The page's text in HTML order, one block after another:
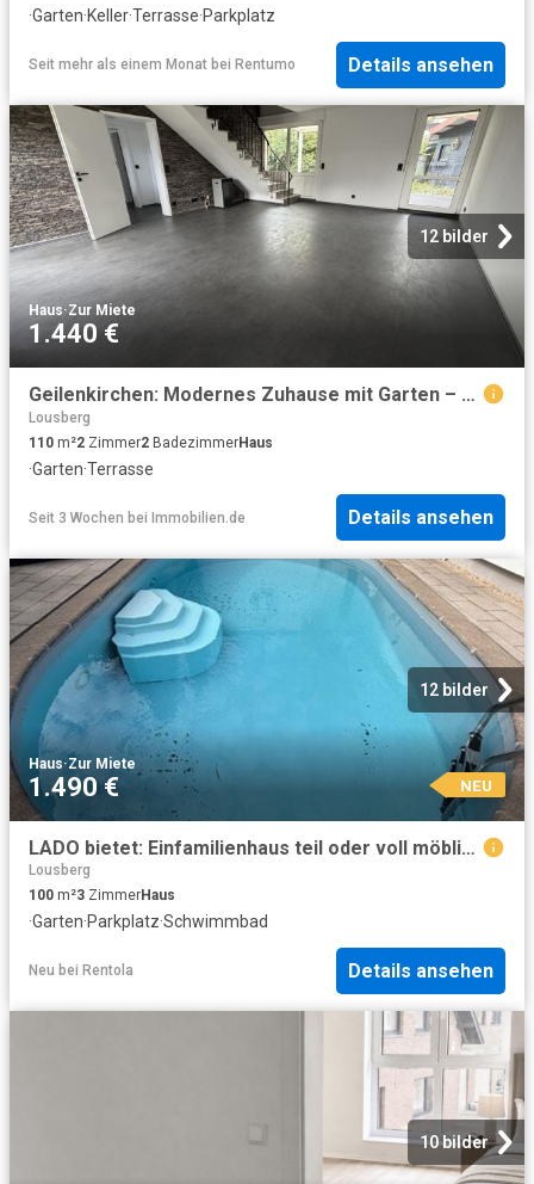
·Garten·Keller·Terrasse·Parkplatz
Seit mehr als einem Monat bei Rentumo Details ansehen
12 bilder
Haus·Zur Miete
1.440 €
Geilenkirchen: Modernes Zuhause mit Garten – sofort beziehbar
Lousberg
110 m²2 Zimmer2 BadezimmerHaus
·Garten·Terrasse
Seit 3 Wochen bei Immobilien.de Details ansehen
12 bilder
Haus·Zur Miete
1.490 € NEU
LADO bietet: Einfamilienhaus teil oder voll möbliert mit Garten, Pool + Wintergarten in Bergrath!
Lousberg
100 m²3 ZimmerHaus
·Garten·Parkplatz·Schwimmbad
Neu bei Rentola Details ansehen
10 bilder